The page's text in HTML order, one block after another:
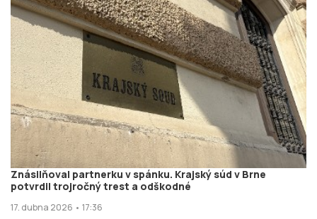
Znásilňoval partnerku v spánku. Krajský súd v Brne
potvrdil trojročný trest a odškodné
17. dubna 2026 • 17:36